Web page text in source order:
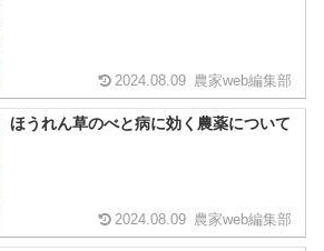
2024.08.09 農家web編集部
ほうれん草のべと病に効く農薬について
2024.08.09 農家web編集部